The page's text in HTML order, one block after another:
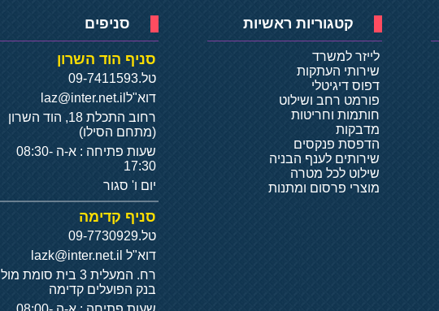
קטגוריות ראשיות
לייזר למשרד
שירותי העתקות
דפוס דיגיטלי
פורמט רחב ושילוט
חותמות וחריטות
מדבקות
הדפסת פנקסים
שירותים לענף הבניה
שילוט לכל מטרה
מוצרי פרסום ומתנות
סניפים
סניף הוד השרון
טל.09-7411593
דוא"ל laz@inter.net.il
רחוב התכלת 18, הוד השרון
(מתחם הסילו)
שעות פתיחה : א-ה 08:30-
17:30
יום ו' סגור
סניף קדימה
טל.09-7730929
דוא"ל
רח. המעלית 3 בית סומת מול
בנק הפועלים קדימה